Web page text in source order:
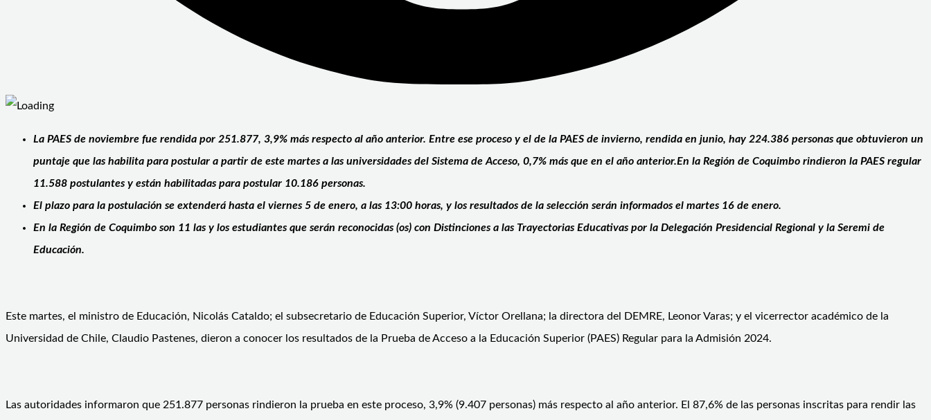
La PAES de noviembre fue rendida por 251.877, 3,9% más respecto al año anterior. Entre ese proceso y el de la PAES de invierno, rendida en junio, hay 224.386 personas que obtuvieron un
puntaje que las habilita para postular a partir de este martes a las universidades del Sistema de Acceso, 0,7% más que en el año anterior.En la Región de Coquimbo rindieron la PAES regular
11.588 postulantes y están habilitadas para postular 10.186 personas.
El plazo para la postulación se extenderá hasta el viernes 5 de enero, a las 13:00 horas, y los resultados de la selección serán informados el martes 16 de enero.
En la Región de Coquimbo son 11 las y los estudiantes que serán reconocidas (os) con Distinciones a las Trayectorias Educativas por la Delegación Presidencial Regional y la Seremi de
Educación.
Este martes, el ministro de Educación, Nicolás Cataldo; el subsecretario de Educación Superior, Víctor Orellana; la directora del DEMRE, Leonor Varas; y el vicerrector académico de la
Universidad de Chile, Claudio Pastenes, dieron a conocer los resultados de la Prueba de Acceso a la Educación Superior (PAES) Regular para la Admisión 2024.
Las autoridades informaron que 251.877 personas rindieron la prueba en este proceso, 3,9% (9.407 personas) más respecto al año anterior. El 87,6% de las personas inscritas para rendir las